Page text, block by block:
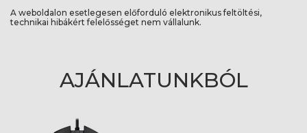
A weboldalon esetlegesen előforduló elektronikus feltöltési,
technikai hibákért felelősséget nem vállalunk.
AJÁNLATUNKBÓL